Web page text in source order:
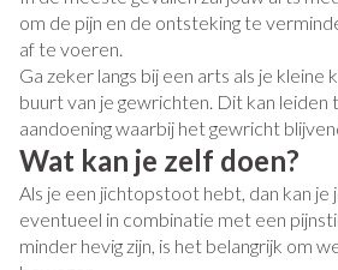
om de pijn en de ontsteking te
af te voeren.
Ga zeker langs bij een arts als je
buurt van je gewrichten. Dit kan leiden
aandoening waarbij het gewricht
Wat kan je zelf doen?
Als je een jichtopstoot hebt, dan kan je
eventueel in combinatie met een
minder hevig zijn, is het belangrijk om